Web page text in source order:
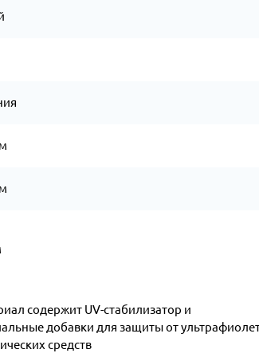
содержит UV-стабилизатор и
добавки для защиты от
средств